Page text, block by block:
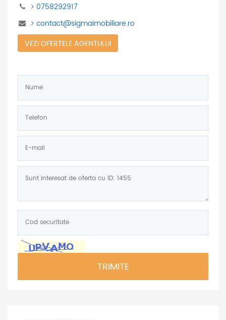
0758292917
contact@sigmaimobiliare.ro
VEZI OFERTELE AGENTULUI
mail:
securitate:
*
TRIMITE